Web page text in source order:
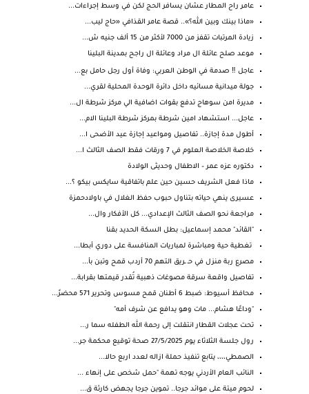
عامر راح المطار عشان يسافر الحج لكن في وسط إجراءات...
«ماذا بينك وبين الله؟».. قصة عامر القذافي «حاج ليب...
زيادة المرتبات تقفز من 7000 لأكثر من 15 ألف جنيه ش...
موعد صلح عائلة ال مراد وعائلة ال راجح بمدينة البلينا
عاجل ‼️ صدمة في الوطن العربي: وفاة أول رجل حامل بع...
جولة ميدانية مسائيه داخل دائرة الوحدة المحلية لقري...
مديرة امن سوهاج تدفع بقوات اضافية الي مركز شرطة ال...
عاجل... استشهاد امين شرطة بمركز شرطة البلينا الام...
أطول مدة إجازة.. تفاصيل ومواعيد إجازة عيد الأضحى ا...
خلاصة الخلاصة العلوم في 7 ورقات فقط الصف الثالث ا...
دكتوره عزه عمر – الاطفال وحديثى الولادة
ماذا فعل الشريف حسين حين علم باتفاقية سايكس بيكو ؟...
عسيرى ينهي حياته بتناول حبوب حفظ الغلال في باولادحمزة
مراجعة نحو الصف الثالث الإعدادي... كل الأفكار وال...
"القائد" محمد إسماعيل: بطل السكة الحديد بقنا
تغطية حية ومباشرة لمباريات المنافسة على دوري أبطا...
مصرع ربة منزل في حـ ـريق التهم 70 أردب قمح وتبن بأ...
تفاصيل واقعة سرقة مصوغات ذهبية تُقدر قيمتها بقرابة...
محافظ أسيوط: ضبط 6 أطنان قمح مسوس وتحرير 571 محضرً...
"وداعًا هشام... مات وهو يدافع عن شرف أمه"
تحت عجلات القطار انتقلت إلى رحمة الله الطفله سما ر...
رول جلسة الثلاثاء يوم 27/5/2025 صحة توقيع محكمة جر...
الصمطي،،،، يتابع تنفيذ حملة ازاله لعدد اربع حالا...
النائب العام الأردني يوجه تهمة "حمل شخص على إنهاء ...
لحوم ميتة على موائد جرجا.. تموين جرجا يجهض كارثة ق...